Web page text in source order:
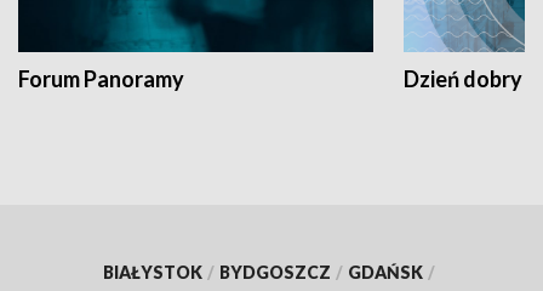
Forum Panoramy Dzień dobry
BIAŁYSTOK / BYDGOSZCZ / GDAŃSK /